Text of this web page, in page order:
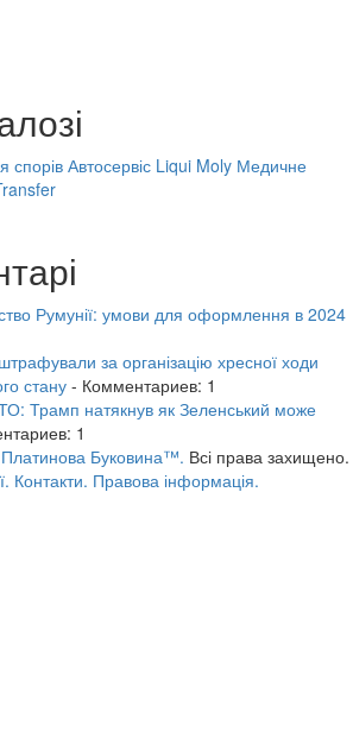
спорів Автосервіс Liqui Moly Медичне
Румунії: умови для оформлення в 2024
за організацію хресної ходи
стану - Комментариев: 1
Трамп натякнув як Зеленський може
1
Платинова Буковина™. Всі права захищено.
Контакти. Правова інформація.